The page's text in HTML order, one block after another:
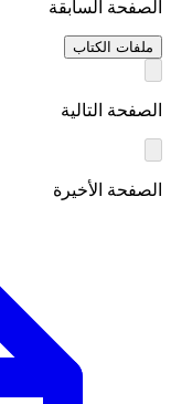
الصفحة السابقة
ملفات الكتاب
الصفحة التالية
الصفحة الأخيرة